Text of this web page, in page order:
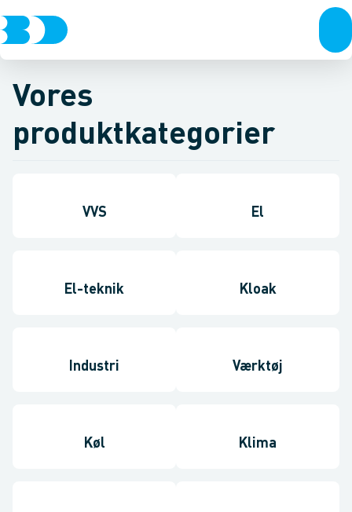
Vores
produktkategorier
VVS El
El-teknik Kloak
Industri Værktøj
Køl Klima